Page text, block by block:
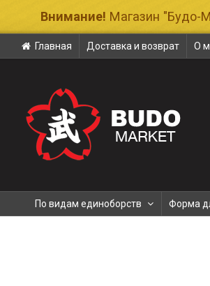
Внимание! Магазин "Будо-
Главная Доставка и возврат О
По видам единоборств Форма